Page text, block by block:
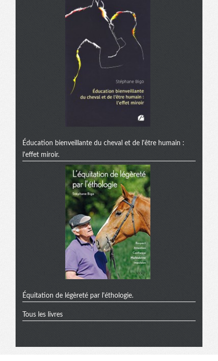
Éducation bienveillante du cheval et de l'être humain :
l'effet miroir.
Équitation de légèreté par l'éthologie.
Tous les livres